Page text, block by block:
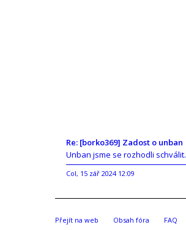
Re: [borko369] Zadost o unban
Unban jsme se rozhodli schválit.
Col, 15 zář 2024 12:09
Přejít na web Obsah fóra FAQ